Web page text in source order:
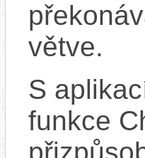
větve.
S
funkce